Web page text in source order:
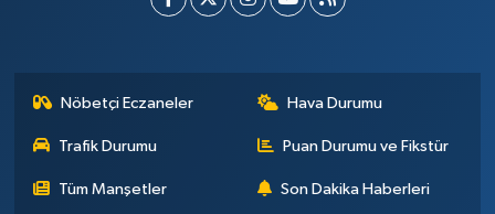
Nöbetçi Eczaneler Hava Durumu
Trafik Durumu Puan Durumu ve Fikstür
Tüm Manşetler Son Dakika Haberleri